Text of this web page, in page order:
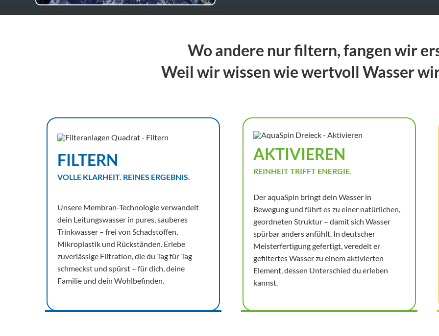
Wo andere nur filtern, fangen wir
Weil wir wissen wie wertvoll Wasser
FILTERN
VOLLE KLARHEIT. REINES ERGEBNIS.
Unsere Membran-Technologie verwandelt
dein Leitungswasser in pures, sauberes
Trinkwasser – frei von Schadstoffen,
Mikroplastik und Rückständen. Erlebe
zuverlässige Filtration, die du Tag für Tag
schmeckst und spürst – für dich, deine
Familie und dein Wohlbefinden.
AKTIVIEREN
REINHEIT TRIFFT ENERGIE.
Der aquaSpin bringt dein Wasser in
Bewegung und führt es zu einer natürlichen,
geordneten Struktur – damit sich Wasser
spürbar anders anfühlt. In deutscher
Meisterfertigung gefertigt, veredelt er
gefiltertes Wasser zu einem aktivierten
Element, dessen Unterschied du erleben
kannst.